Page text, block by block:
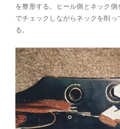
を整形する。ヒール側とネック
でチェックしながらネックを削
る。